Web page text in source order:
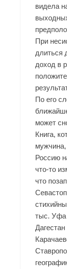
видела
При
длиться
доход в
По его
может
Книга,
Россию
что-то
что
тыс. Уфа